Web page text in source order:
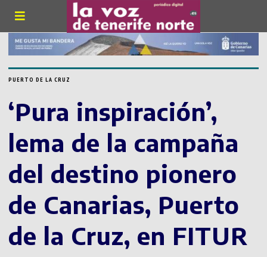
PUERTO DE LA CRUZ
‘Pura inspiración’,
lema de la campaña
del destino pionero
de Canarias, Puerto
de la Cruz, en FITUR